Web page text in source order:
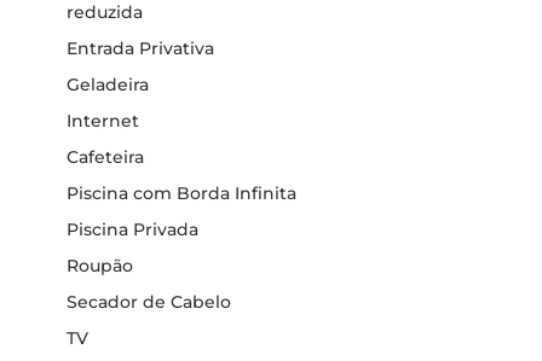
reduzida
Entrada Privativa
Geladeira
Internet
Cafeteira
Piscina com Borda Infinita
Piscina Privada
Roupão
Secador de Cabelo
TV